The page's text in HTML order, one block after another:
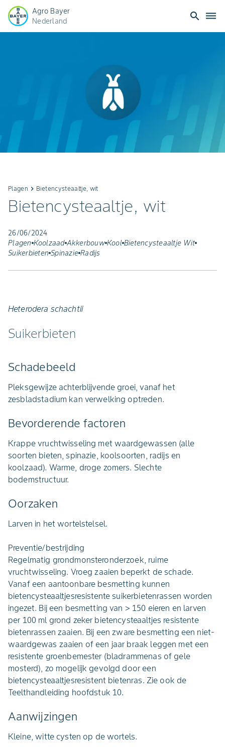
Agro Bayer
Nederland
search dehaze
Plagen keyboard_arrow_right Bietencysteaaltje, wit
Bietencysteaaltje, wit
26/06/2024
Plagen Koolzaad Akkerbouw Kool Bietencysteaaltje Wit
Suikerbieten Spinazie Radijs
Heterodera schachtii
Suikerbieten
Schadebeeld
Pleksgewijze achterblijvende groei, vanaf het
zesbladstadium kan verwelking optreden.
Bevorderende factoren
Krappe vruchtwisseling met waardgewassen (alle
soorten bieten, spinazie, koolsoorten, radijs en
koolzaad). Warme, droge zomers. Slechte
bodemstructuur.
Oorzaken
Larven in het wortelstelsel.
Preventie/bestrijding
Regelmatig grondmonsteronderzoek, ruime
vruchtwisseling. Vroeg zaaien beperkt de schade.
Vanaf een aantoonbare besmetting kunnen
bietencysteaaltjesresistente suikerbietenrassen worden
ingezet. Bij een besmetting van > 150 eieren en larven
per 100 ml grond zeker bietencysteaaltjes resistente
bietenrassen zaaien. Bij een zware besmetting een niet-
waardgewas zaaien of een jaar braak leggen met een
resistente groenbemester (bladrammenas of gele
mosterd), zo mogelijk gevolgd door een
bietencysteaaltjesresistent bietenras. Zie ook de
Teelthandleiding hoofdstuk 10.
Aanwijzingen
Kleine, witte cysten op de wortels.